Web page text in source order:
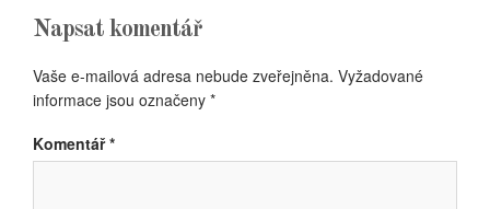
Napsat komentář
Vaše e-mailová adresa nebude zveřejněna. Vyžadované
informace jsou označeny *
Komentář*